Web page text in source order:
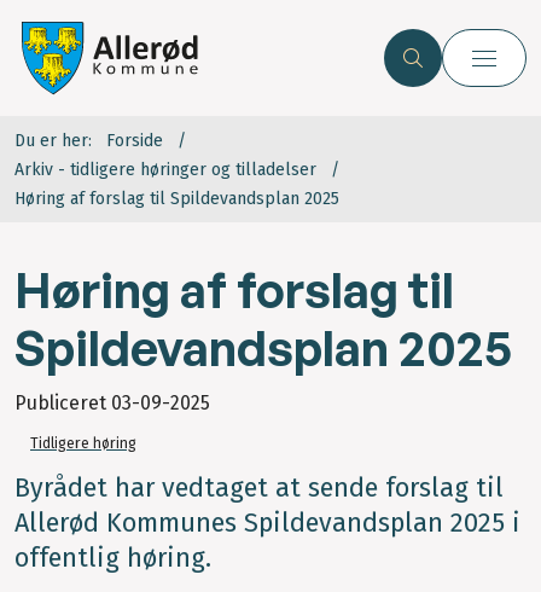
Du er her:
Forside
Arkiv - tidligere høringer og tilladelser
Høring af forslag til Spildevandsplan 2025
Høring af forslag til
Spildevandsplan 2025
Publiceret 03-09-2025
Tidligere høring
Byrådet har vedtaget at sende forslag til
Allerød Kommunes Spildevandsplan 2025 i
offentlig høring.